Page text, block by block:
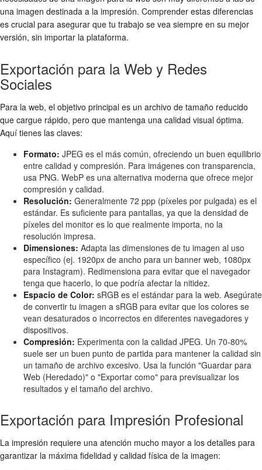
una imagen destinada a la impresión. Comprender estas diferencias
es crucial para asegurar que tu trabajo se vea siempre en su mejor
versión, sin importar la plataforma.
Exportación para la Web y Redes
Sociales
Para la web, el objetivo principal es un archivo de tamaño reducido
que cargue rápido, pero que mantenga una calidad visual óptima.
Aquí tienes las claves:
Formato: JPEG es el más común, ofreciendo un buen equilibrio
entre calidad y compresión. Para imágenes con transparencia,
usa PNG. WebP es una alternativa moderna que ofrece mejor
compresión y calidad.
Resolución: Generalmente 72 ppp (píxeles por pulgada) es el
estándar. Es suficiente para pantallas, ya que la densidad de
píxeles del monitor es lo que realmente importa, no la
resolución impresa.
Dimensiones: Adapta las dimensiones de tu imagen al uso
específico (ej. 1920px de ancho para un banner web, 1080px
para Instagram). Redimensiona para evitar que el navegador
tenga que hacerlo, lo que podría afectar la nitidez.
Espacio de Color: sRGB es el estándar para la web. Asegúrate
de convertir tu imagen a sRGB para evitar que los colores se
vean desaturados o incorrectos en diferentes navegadores y
dispositivos.
Compresión: Experimenta con la calidad JPEG. Un 70-80%
suele ser un buen punto de partida para mantener la calidad sin
un tamaño de archivo excesivo. Usa la función "Guardar para
Web (Heredado)" o "Exportar como" para previsualizar los
resultados y el tamaño del archivo.
Exportación para Impresión Profesional
La impresión requiere una atención mucho mayor a los detalles para
garantizar la máxima fidelidad y calidad física de la imagen: